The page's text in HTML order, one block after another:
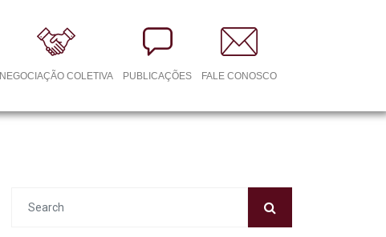
NEGOCIAÇÃO COLETIVA PUBLICAÇÕES FALE CONOSCO